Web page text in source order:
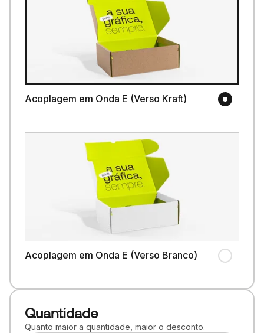
Acoplagem em Onda E (Verso Kraft)
Acoplagem em Onda E (Verso Branco)
Quantidade
Quanto maior a quantidade, maior o desconto.